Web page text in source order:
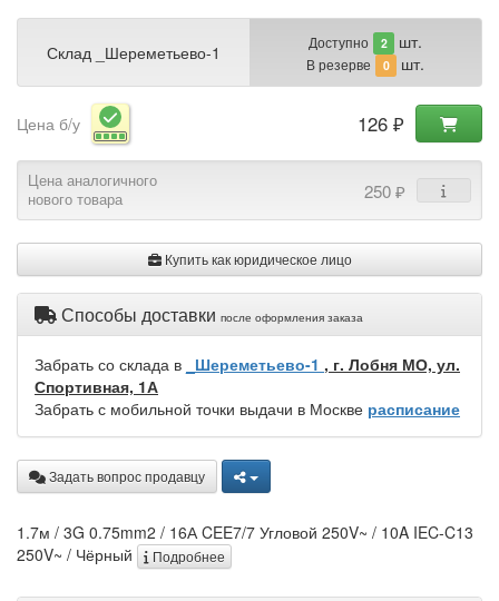
Склад _Шереметьево-1 Доступно 2 шт.
В резерве 0 шт.
Цена б/у 126 ₽
Цена аналогичного
нового товара
250 ₽
Купить как юридическое лицо
Способы доставки после оформления заказа
Забрать со склада в _Шереметьево-1 , г. Лобня МО, ул.
Спортивная, 1А
Забрать с мобильной точки выдачи в Москве расписание
Задать вопрос продавцу
1.7м / 3G 0.75mm2 / 16А CEE7/7 Угловой 250V~ / 10A IEC-C13
250V~ / Чёрный
Подробнее